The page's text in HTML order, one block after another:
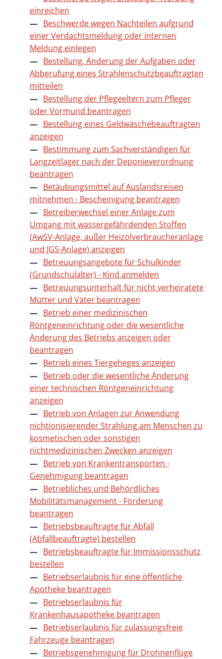
einreichen
Beschwerde wegen Nachteilen aufgrund
einer Verdachtsmeldung oder internen
Meldung einlegen
Bestellung, Änderung der Aufgaben oder
Abberufung eines Strahlenschutzbeauftragten
mitteilen
Bestellung der Pflegeeltern zum Pfleger
oder Vormund beantragen
Bestellung eines Geldwäschebeauftragten
anzeigen
Bestimmung zum Sachverständigen für
Langzeitlager nach der Deponieverordnung
beantragen
Betäubungsmittel auf Auslandsreisen
mitnehmen - Bescheinigung beantragen
Betreiberwechsel einer Anlage zum
Umgang mit wassergefährdenden Stoffen
(AwSV-Anlage, außer Heizölverbraucheranlage
und JGS-Anlage) anzeigen
Betreuungsangebote für Schulkinder
(Grundschulalter) - Kind anmelden
Betreuungsunterhalt für nicht verheiratete
Mütter und Väter beantragen
Betrieb einer medizinischen
Röntgeneinrichtung oder die wesentliche
Änderung des Betriebs anzeigen oder
beantragen
Betrieb eines Tiergeheges anzeigen
Betrieb oder die wesentliche Änderung
einer technischen Röntgeneinrichtung
anzeigen
Betrieb von Anlagen zur Anwendung
nichtionisierender Strahlung am Menschen zu
kosmetischen oder sonstigen
nichtmedizinischen Zwecken anzeigen
Betrieb von Krankentransporten -
Genehmigung beantragen
Betriebliches und Behördliches
Mobilitätsmanagement - Förderung
beantragen
Betriebsbeauftragte für Abfall
(Abfallbeauftragte) bestellen
Betriebsbeauftragte für Immissionsschutz
bestellen
Betriebserlaubnis für eine öffentliche
Apotheke beantragen
Betriebserlaubnis für
Krankenhausapotheke beantragen
Betriebserlaubnis für zulassungsfreie
Fahrzeuge beantragen
Betriebsgenehmigung für Drohnenflüge